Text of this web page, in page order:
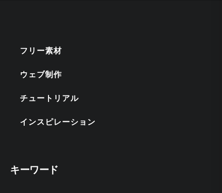
フリー素材
ウェブ制作
チュートリアル
インスピレーション
キーワード